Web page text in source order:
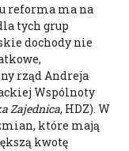
reforma ma na
tych grup
dochody nie
rząd Andreja
Wspólnoty
Zajednica, HDZ). W
które mają
kwotę